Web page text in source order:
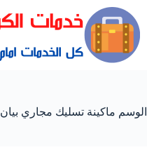
الوسم ماكينة تسليك مجاري بيان